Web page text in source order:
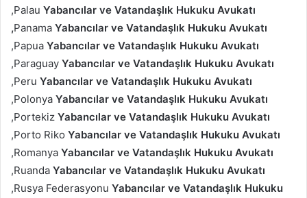
,Palau Yabancılar ve Vatandaşlık Hukuku Avukatı
,Panama Yabancılar ve Vatandaşlık Hukuku Avukatı
,Papua Yabancılar ve Vatandaşlık Hukuku Avukatı
,Paraguay Yabancılar ve Vatandaşlık Hukuku Avukatı
,Peru Yabancılar ve Vatandaşlık Hukuku Avukatı
,Polonya Yabancılar ve Vatandaşlık Hukuku Avukatı
,Portekiz Yabancılar ve Vatandaşlık Hukuku Avukatı
,Porto Riko Yabancılar ve Vatandaşlık Hukuku Avukatı
,Romanya Yabancılar ve Vatandaşlık Hukuku Avukatı
,Ruanda Yabancılar ve Vatandaşlık Hukuku Avukatı
,Rusya Federasyonu Yabancılar ve Vatandaşlık Hukuku